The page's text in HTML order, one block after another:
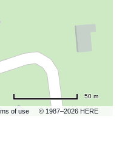
of use © 1987–2026 HERE
50 m